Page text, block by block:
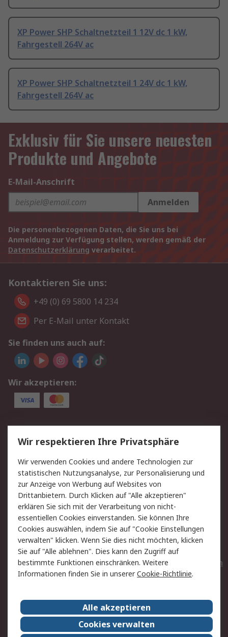
XP Power SHP Schaltnetzteil 1 12V dc 1 kW,
Fahrgestell 264V ac
XP Power SHP Schaltnetzteil 1 24V dc 1 kW,
Fahrgestell 264V ac
Exklusiv für Sie unsere neuesten
Produkte und Angebote
E-Mail-Anschrift
Anmelden
Die personenbezogenen Daten, die Sie uns bei
Anmeldung zur Verfügung stellen, werden gemäß der
Datenschutzerklärung verarbeitet.
Kontaktieren Sie uns:
+49 (0) 69 5800 14 234
Per E-Mail unter Kontakt
Sie finden uns auch auf:
Wir akzeptieren:
Service
Value Added Services
Lieferlösungen
Rücksendungen
Kontakt
Hilfe
Privatkunden
Rechtliches
AGB
Datenschutz
Cookie-Richtlinie
Zahlungsbedingungen
Copyright/Impressum
Entsorgung
Elektrogeräte/Batterien
RS weltweit
Karriere bei RS
Nachhaltigkeit
Wir respektieren Ihre Privatsphäre
Wir verwenden Cookies und andere Technologien zur
statistischen Nutzungsanalyse, zur Personalisierung und
zur Anzeige von Werbung auf Websites von
Drittanbietern. Durch Klicken auf "Alle akzeptieren"
erklären Sie sich mit der Verarbeitung von nicht-
essentiellen Cookies einverstanden. Sie können Ihre
Cookies auswählen, indem Sie auf "Cookie Einstellungen
verwalten" klicken. Wenn Sie dies nicht möchten, klicken
Sie auf "Alle ablehnen". Dies kann den Zugriff auf
bestimmte Funktionen einschränken. Weitere
Informationen finden Sie in unsererCookie-Richtlinie.
Alle akzeptieren
Cookies verwalten